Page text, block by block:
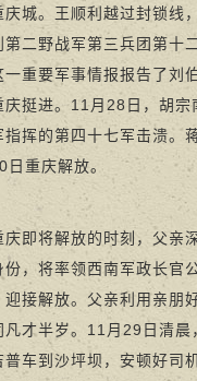
庆城。王顺利越过封锁线
第二野战军第三兵团第十
一重要军事情报报告了刘
庆挺进。11月28日，胡
指挥的第四十七军击溃。
日重庆解放。
将解放的时刻，父亲深
份，将率领西南军政长官
迎接解放。父亲利用亲朋
凡才半岁。11月29日清
普车到沙坪坝，安顿好司